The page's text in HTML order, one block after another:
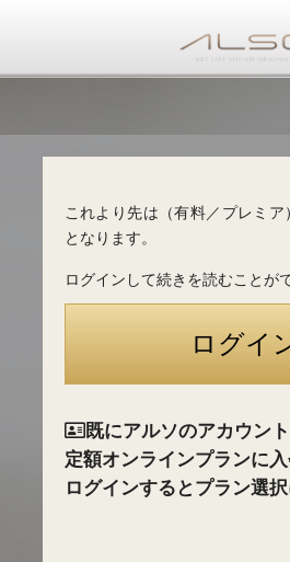
これより先は（有料／プレミ
となります。
ログインして続きを読むことが
既にアルソのアカウント
定額オンラインプランに入
ログインするとプラン選択